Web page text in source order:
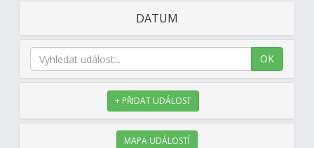
DATUM
OK
+ PŘIDAT UDÁLOST
MAPA UDÁLOSTÍ